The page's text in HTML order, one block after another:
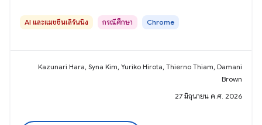
AI และแมชชีนเลิร์นนิง กรณีศึกษา Chrome
Kazunari Hara, Syna Kim, Yuriko Hirota, Thierno Thiam, Damani
Brown
27 มิถุนายน ค.ศ. 2026